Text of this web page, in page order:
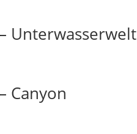
Unterwasserwelt
Canyon